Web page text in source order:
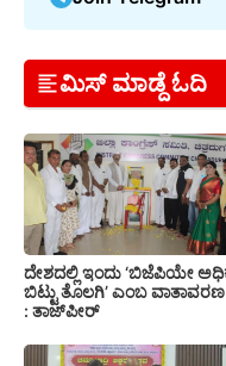
ಮಿಸ್ ಮಾಡ್ದೆ ಓದಿ
ದೇಶದಲ್ಲಿ ಇಂದು ‘ಬಿಜೆಪಿಯೇ
ಬಿಟ್ಟು ತೊಲಗಿ’ ಎಂಬ ವಾತಾವರಣ
: ತಾಜ್‌ಪೀರ್